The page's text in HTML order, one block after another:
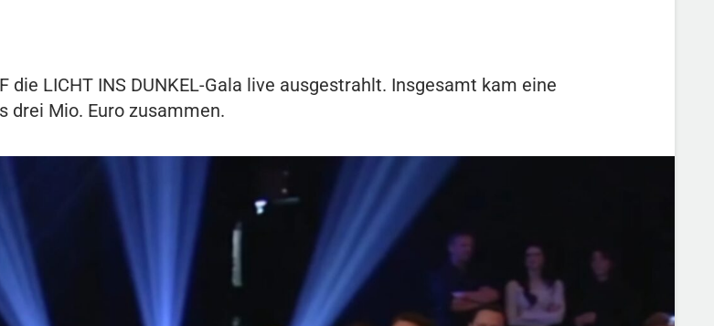
die LICHT INS DUNKEL-Gala live ausgestrahlt. Insgesamt kam eine
drei Mio. Euro zusammen.